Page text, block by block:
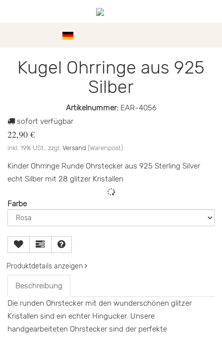
Kugel Ohrringe aus 925
Silber
Artikelnummer: EAR-4056
sofort verfügbar
22,90 €
inkl. 19% USt., zzgl. Versand (Warenpost)
Kinder Ohrringe Runde Ohrstecker aus 925 Sterling Silver
echt Silber mit 28 glitzer Kristallen
Farbe
Produktdetails anzeigen
Beschreibung
Die runden Ohrstecker mit den wunderschönen glitzer
Kristallen sind ein echter Hingucker. Unsere
handgearbeiteten Ohrstecker sind der perfekte